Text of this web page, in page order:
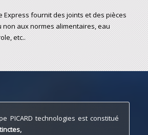
Express fournit des joints et des pièces
aux normes alimentaires, eau
etc..
PICARD technologies est constitué